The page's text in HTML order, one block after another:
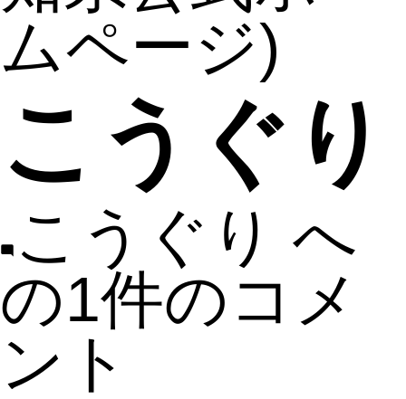
ムページ)
こうぐり
こうぐり へ
の1件のコメ
ント